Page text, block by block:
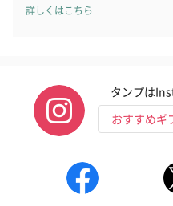
詳しくはこちら
タンプは
おすすめギ